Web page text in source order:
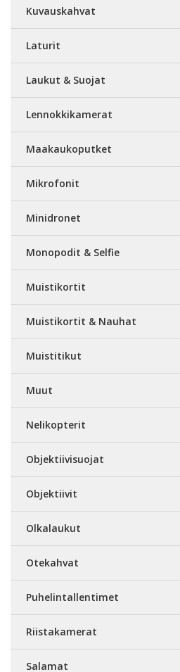
Kuvauskahvat
Laturit
Laukut & Suojat
Lennokkikamerat
Maakaukoputket
Mikrofonit
Minidronet
Monopodit & Selfie
Muistikortit
Muistikortit & Nauhat
Muistitikut
Muut
Nelikopterit
Objektiivisuojat
Objektiivit
Olkalaukut
Otekahvat
Puhelintallentimet
Riistakamerat
Salamat